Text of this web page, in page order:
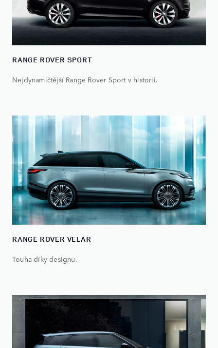
RANGE ROVER SPORT
Nejdynamičtější Range Rover Sport v historii.
RANGE ROVER VELAR​
Touha díky designu.